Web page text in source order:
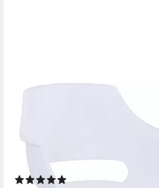
Schalenstuhl Exeter 2er
Design (Set, 2 St),
Out im Rücken
(5)